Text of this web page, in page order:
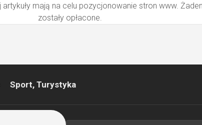
mają na celu pozycjonowanie stron www.
zostały opłacone.
Sport, Turystyka